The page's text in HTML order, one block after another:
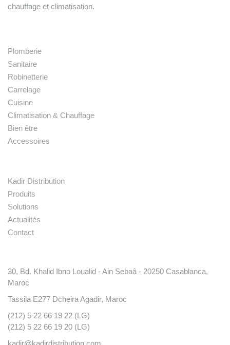
chauffage et climatisation.
Plomberie
Sanitaire
Robinetterie
Carrelage
Cuisine
Climatisation & Chauffage
Bien être
Accessoires
Kadir Distribution
Produits
Solutions
Actualités
Contact
30, Bd. Khalid Ibno Loualid - Ain Sebaâ - 20250 Casablanca,
Maroc
Tassila E277 Dcheira Agadir, Maroc
(212) 5 22 66 19 22 (LG)
(212) 5 22 66 19 20 (LG)
kadir@kadirdistribution.com